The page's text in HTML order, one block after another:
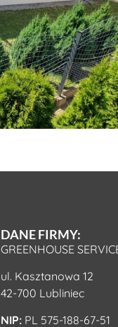
DANE FIRMY:
GREENHOUSE
ul. Kasztanowa 12
42-700 Lubliniec
NIP: PL 575-188-67-51